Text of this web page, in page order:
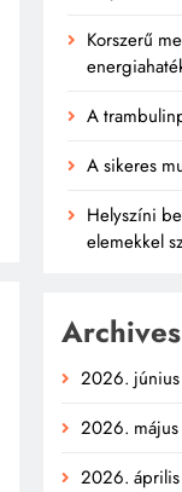
Korszerű
A
A sikeres
Helyszíni
elemekkel
Archives
2026. június
2026. május
2026. április